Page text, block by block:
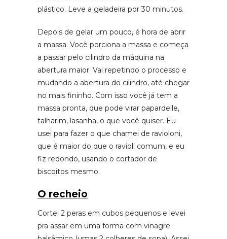
plástico. Leve a geladeira por 30 minutos.
Depois de gelar um pouco, é hora de abrir
a massa. Você porciona a massa e começa
a passar pelo cilindro da máquina na
abertura maior. Vai repetindo o processo e
mudando a abertura do cilindro, até chegar
no mais fininho. Com isso você já tem a
massa pronta, que pode virar papardelle,
talharim, lasanha, o que você quiser. Eu
usei para fazer o que chamei de ravioloni,
que é maior do que o ravioli comum, e eu
fiz redondo, usando o cortador de
biscoitos mesmo.
O recheio
Cortei 2 peras em cubos pequenos e levei
pra assar em uma forma com vinagre